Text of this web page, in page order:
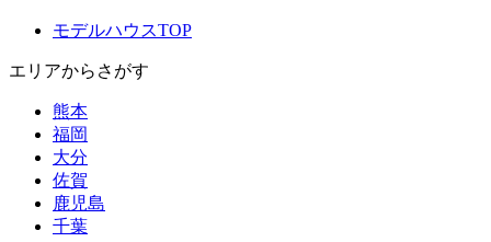
モデルハウスTOP
エリアからさがす
熊本
福岡
大分
佐賀
鹿児島
千葉